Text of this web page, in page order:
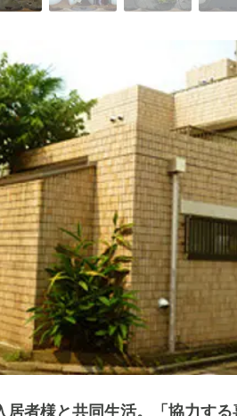
居者様と共同生活。「協力す